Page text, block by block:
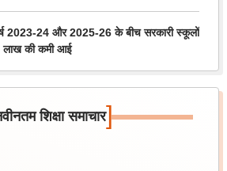
2023-24 और 2025-26 के बीच सरकारी स्कूलों
लाख की कमी आई
शिक्षा समाचार]